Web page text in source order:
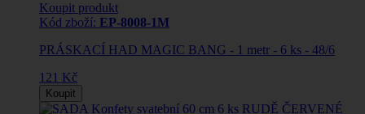
Koupit produkt
Kód zboží: EP-8008-1M
PRÁSKACÍ HAD MAGIC BANG - 1 metr - 6 ks - 48/6
121 Kč
Koupit